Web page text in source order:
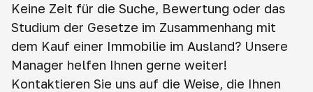
Keine Zeit für die Suche, Bewertung oder das
Studium der Gesetze im Zusammenhang mit
dem Kauf einer Immobilie im Ausland? Unsere
Manager helfen Ihnen gerne weiter!
Kontaktieren Sie uns auf die Weise, die Ihnen